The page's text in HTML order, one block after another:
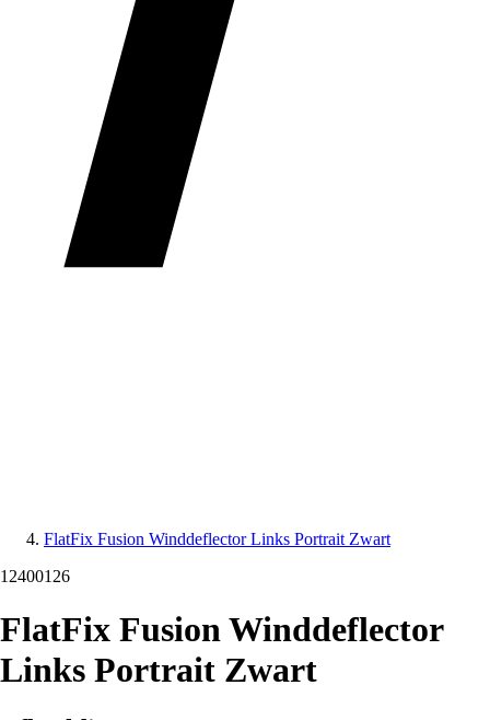
FlatFix Fusion Winddeflector Links Portrait Zwart
12400126
FlatFix Fusion Winddeflector
Links Portrait Zwart